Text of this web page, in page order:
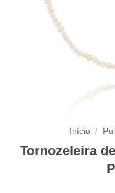
Início /
Tornozeleira